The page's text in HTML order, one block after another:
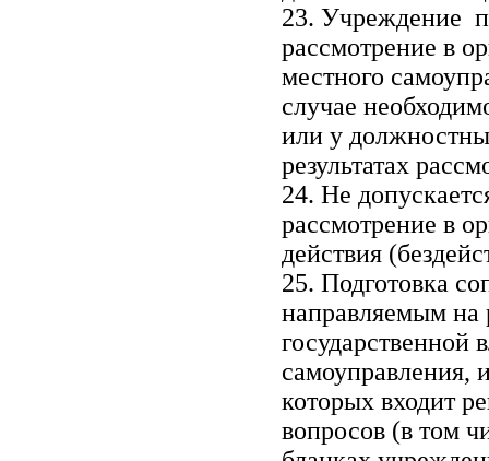
23. Учреждение
рассмотрение в
местного
случае
или у
результатах
24. Не
рассмотрение в
действия
25. Подготовка
направляемым на
государственной
самоуправления,
которых входит
вопросов (в том